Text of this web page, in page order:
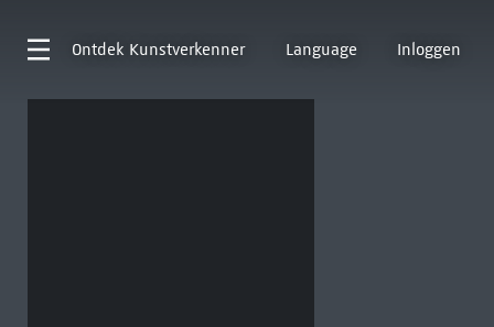
Ontdek Kunstverkenner Language Inloggen